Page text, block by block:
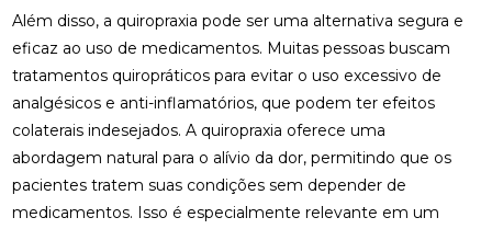
Além disso, a quiropraxia pode ser uma alternativa segura e
eficaz ao uso de medicamentos. Muitas pessoas buscam
tratamentos quiropráticos para evitar o uso excessivo de
analgésicos e anti-inflamatórios, que podem ter efeitos
colaterais indesejados. A quiropraxia oferece uma
abordagem natural para o alívio da dor, permitindo que os
pacientes tratem suas condições sem depender de
medicamentos. Isso é especialmente relevante em um
COMPLETO
BENEFÍCIOS DA QUIROPRAXIA EM NITERÓI
BENEFÍCIOS DA QUIROPRAXIA NA FISIOTERAPIA
BENEFÍCIOS DA QUIROPRAXIA PARA A SAÚDE